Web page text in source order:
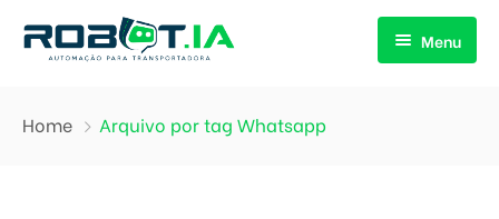
Menu
Home Arquivo por tag Whatsapp